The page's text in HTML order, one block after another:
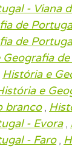
- Viana
de
de
Geografia
História e
e
branco,
- Evora,
- Faro,